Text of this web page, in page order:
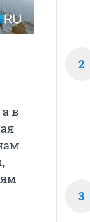
в
2
3